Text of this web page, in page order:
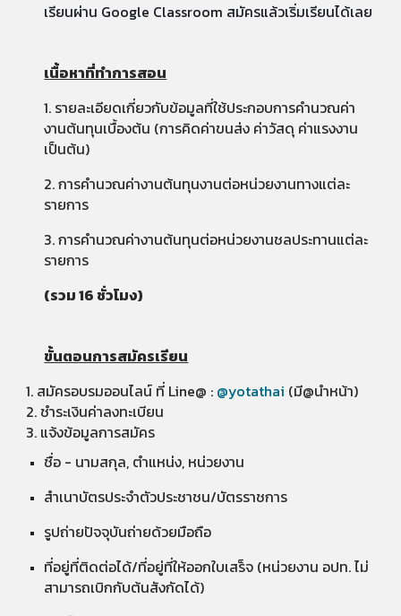
เรียนผ่าน Google Classroom สมัครแล้วเริ่มเรียนได้เลย
เนื้อหาที่ทำการสอน
1. รายละเอียดเกี่ยวกับข้อมูลที่ใช้ประกอบการคำนวณค่า
งานต้นทุนเบื้องต้น (การคิดค่าขนส่ง ค่าวัสดุ ค่าแรงงาน
เป็นต้น)
2. การคำนวณค่างานต้นทุนงานต่อหน่วยงานทางแต่ละ
รายการ
3. การคำนวณค่างานต้นทุนต่อหน่วยงานชลประทานแต่ละ
รายการ
(รวม 16 ชั่วโมง​)
ขั้นตอนการสมัครเรียน
1. สมัครอบรมออนไลน์ ที่ Line@ : @yotathai (มี@นำหน้า)
2. ชำระเงินค่าลงทะเบียน
3. แจ้งข้อมูลการสมัคร
ชื่อ -​ นามสกุล, ตำแหน่ง, หน่วยงาน
สำเนาบัตรประจำตัวประชาชน/บัตรราชการ
รูปถ่ายปัจจุบันถ่ายด้วยมือถือ
ที่อยู่ที่ติดต่อได้/ที่อยู่ที่ให้ออกใบเสร็จ (หน่วยงาน อปท. ไม่
สามารถเบิกกับต้นสังกัดได้)